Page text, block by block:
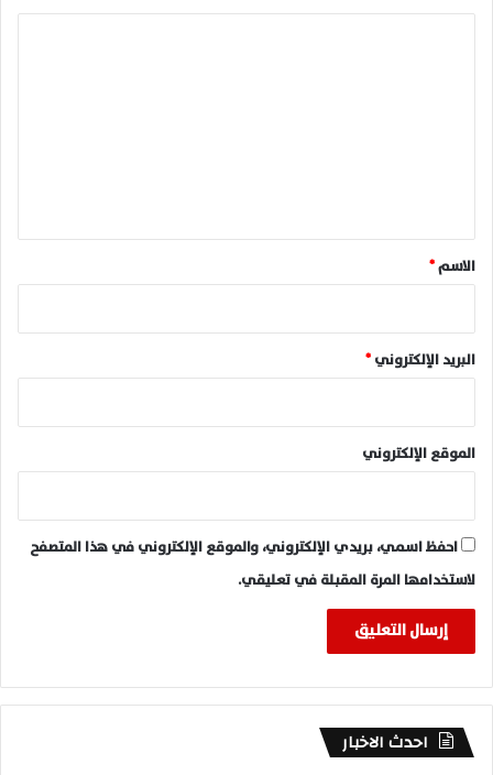
*
الاسم*
البريد الإلكتروني*
الموقع الإلكتروني
احفظ اسمي، بريدي الإلكتروني، والموقع الإلكتروني في هذا المتصفح
لاستخدامها المرة المقبلة في تعليقي.
احدث الاخبار